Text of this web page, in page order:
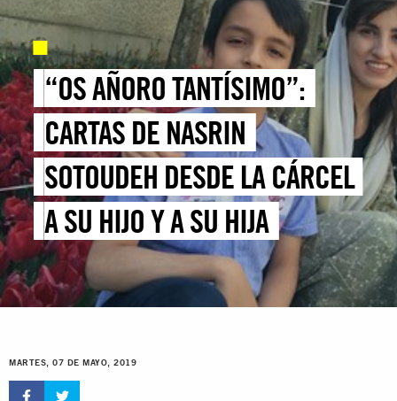
“OS AÑORO TANTÍSIMO”:
CARTAS DE NASRIN
SOTOUDEH DESDE LA CÁRCEL
A SU HIJO Y A SU HIJA
MARTES, 07 DE MAYO, 2019